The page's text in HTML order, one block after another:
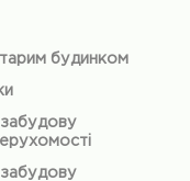
будинком
забудову
забудову